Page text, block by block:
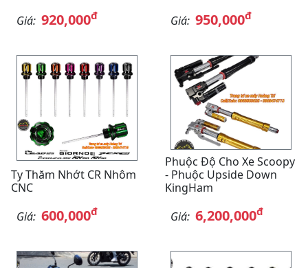
Giá: 920,000đ
Giá: 950,000đ
Ty Thăm Nhớt CR Nhôm
CNC
Giá: 600,000đ
Phuộc Độ Cho Xe Scoopy
- Phuộc Upside Down
KingHam
Giá: 6,200,000đ